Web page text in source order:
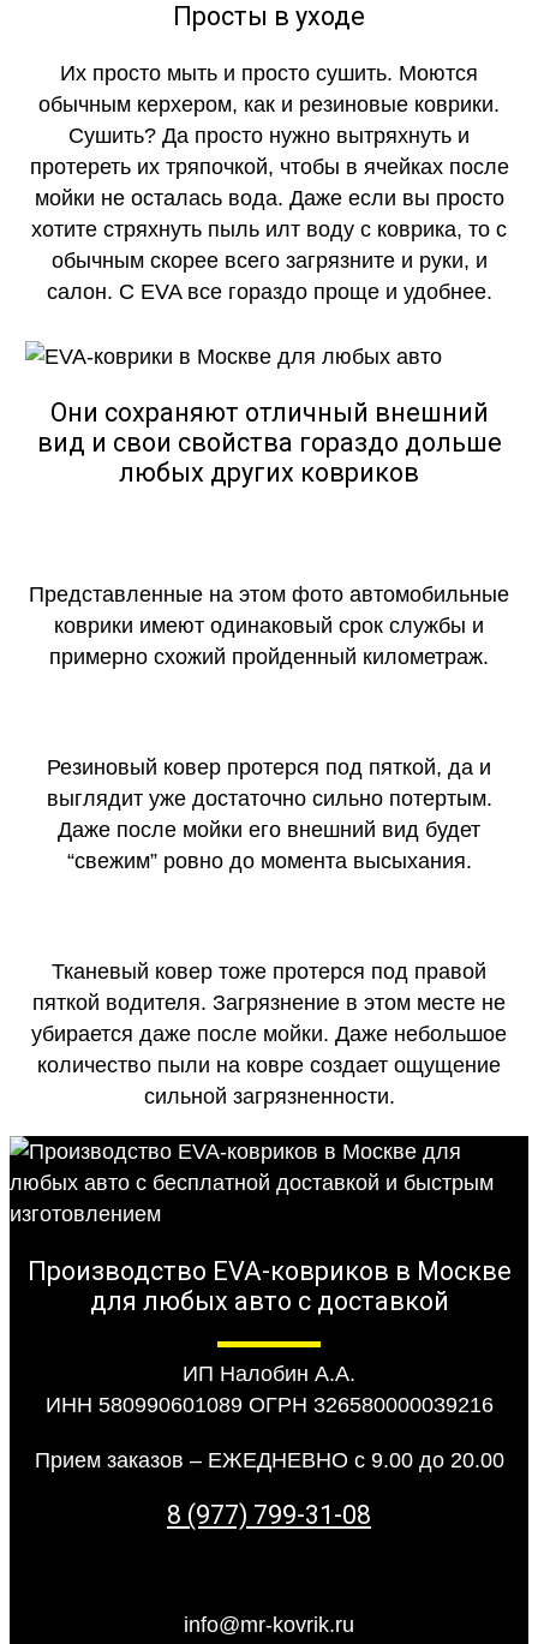
Просты в уходе
Их просто мыть и просто сушить. Моются
обычным керхером, как и резиновые коврики.
Сушить? Да просто нужно вытряхнуть и
протереть их тряпочкой, чтобы в ячейках после
мойки не осталась вода. Даже если вы просто
хотите стряхнуть пыль илт воду с коврика, то с
обычным скорее всего загрязните и руки, и
салон. С EVA все гораздо проще и удобнее.
Они сохраняют отличный внешний
вид и свои свойства гораздо дольше
любых других ковриков
Представленные на этом фото автомобильные
коврики имеют одинаковый срок службы и
примерно схожий пройденный километраж.
Резиновый ковер протерся под пяткой, да и
выглядит уже достаточно сильно потертым.
Даже после мойки его внешний вид будет
“свежим” ровно до момента высыхания.
Тканевый ковер тоже протерся под правой
пяткой водителя. Загрязнение в этом месте не
убирается даже после мойки. Даже небольшое
количество пыли на ковре создает ощущение
сильной загрязненности.
Производство EVA-ковриков в Москве
для любых авто с доставкой
ИП Налобин А.А.
ИНН 580990601089 ОГРН 326580000039216
Прием заказов – ЕЖЕДНЕВНО с 9.00 до 20.00
8 (977) 799-31-08
info@mr-kovrik.ru